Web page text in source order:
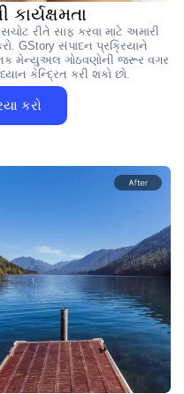
રીતે સાફ કરવા માટે અમારી
GStory સંપાદન પ્રક્રિયાને
મેન્યુઅલ ગોઠવણોની જરૂર વગર
કેન્દ્રિત કરી શકો છો.
કરો